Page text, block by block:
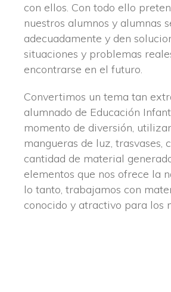
con ellos. Con todo ello
nuestros alumnos y alumnas
adecuadamente y den
situaciones y problemas
encontrarse en el futuro.
Convertimos un tema tan
alumnado de Educación
momento de diversión,
mangueras de luz, trasvases,
cantidad de material
elementos que nos ofrece la
lo tanto, trabajamos con
conocido y atractivo para los